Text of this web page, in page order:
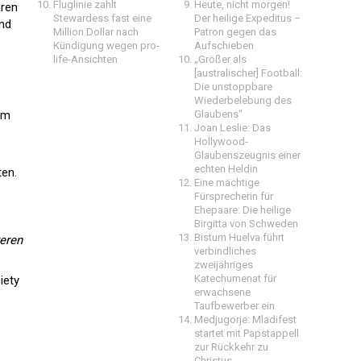
Fluglinie zahlt
Stewardess fast eine
Million Dollar nach
Kündigung wegen pro-
life-Ansichten
Heute, nicht morgen!
Der heilige Expeditus –
Patron gegen das
Aufschieben
„Größer als
[australischer] Football:
Die unstoppbare
Wiederbelebung des
Glaubens“
Joan Leslie: Das
Hollywood-
Glaubenszeugnis einer
echten Heldin
Eine mächtige
Fürsprecherin für
Ehepaare: Die heilige
Birgitta von Schweden
Bistum Huelva führt
verbindliches
zweijähriges
Katechumenat für
erwachsene
Taufbewerber ein
Medjugorje: Mladifest
startet mit Papstappell
zur Rückkehr zu